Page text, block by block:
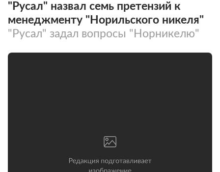
"Русал" назвал семь претензий к
менеджменту "Норильского никеля"
"Русал" задал вопросы "Норникелю"